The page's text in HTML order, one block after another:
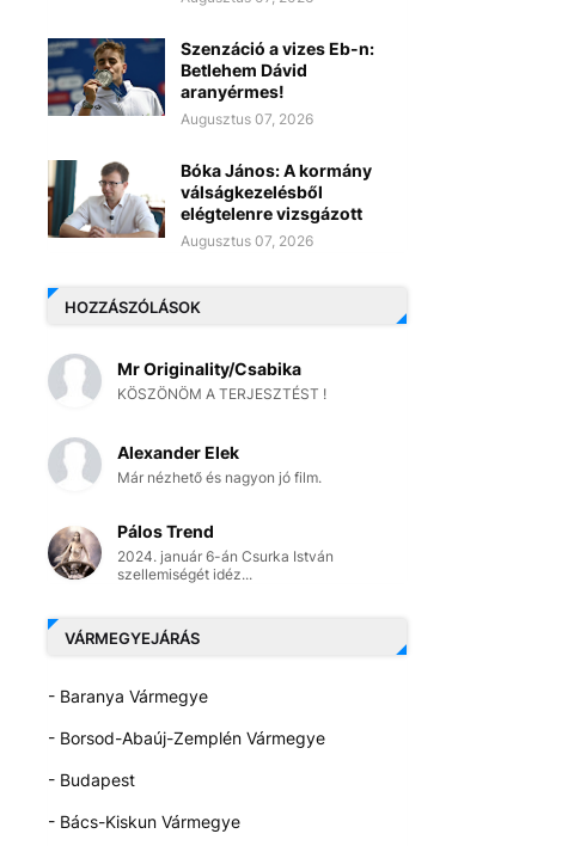
Szenzáció a vizes Eb-n:
Betlehem Dávid
aranyérmes!
Augusztus 07, 2026
Bóka János: A kormány
válságkezelésből
elégtelenre vizsgázott
Augusztus 07, 2026
HOZZÁSZÓLÁSOK
Mr Originality/Csabika
KÖSZÖNÖM A TERJESZTÉST !
Alexander Elek
Már nézhető és nagyon jó film.
Pálos Trend
2024. január 6-án Csurka István
szellemiségét idéz...
VÁRMEGYEJÁRÁS
- Baranya Vármegye
- Borsod-Abaúj-Zemplén Vármegye
- Budapest
- Bács-Kiskun Vármegye